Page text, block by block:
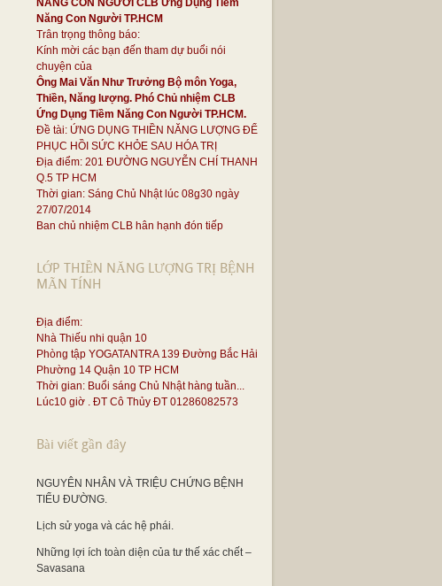
NĂNG CON NGƯỜI CLB Ứng Dụng Tiềm
Năng Con Người TP.HCM
Trân trọng thông báo:
Kính mời các bạn đến tham dự buổi nói
chuyện của
Ông Mai Văn Như Trưởng Bộ môn Yoga,
Thiền, Năng lượng. Phó Chủ nhiệm CLB
Ứng Dụng Tiềm Năng Con Người TP.HCM.
Đề tài: ỨNG DỤNG THIỀN NĂNG LƯỢNG ĐỂ
PHỤC HỒI SỨC KHỎE SAU HÓA TRỊ
Địa điểm: 201 ĐƯỜNG NGUYỄN CHÍ THANH
Q.5 TP HCM
Thời gian: Sáng Chủ Nhật lúc 08g30 ngày
27/07/2014
Ban chủ nhiệm CLB hân hạnh đón tiếp
LỚP THIỀN NĂNG LƯỢNG TRỊ BỆNH
MÃN TÍNH
Địa điểm:
Nhà Thiếu nhi quận 10
Phòng tập YOGATANTRA 139 Đường Bắc Hải
Phường 14 Quận 10 TP HCM
Thời gian: Buổi sáng Chủ Nhật hàng tuần...
Lúc10 giờ . ĐT Cô Thủy ĐT 01286082573
Bài viết gần đây
NGUYÊN NHÂN VÀ TRIỆU CHỨNG BỆNH
TIỂU ĐƯỜNG.
Lịch sử yoga và các hệ phái.
Những lợi ích toàn diện của tư thế xác chết –
Savasana